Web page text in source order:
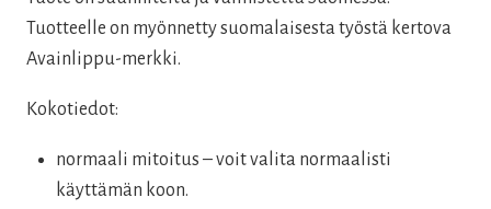
Tuotteelle on myönnetty suomalaisesta työstä kertova
Avainlippu-merkki.
Kokotiedot:
normaali mitoitus – voit valita normaalisti
käyttämän koon.